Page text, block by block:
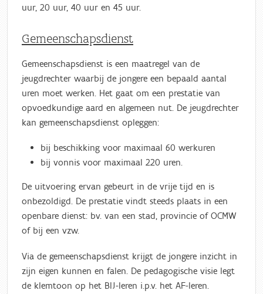
uur, 20 uur, 40 uur en 45 uur.
Gemeenschapsdienst
Gemeenschapsdienst is een maatregel van de
jeugdrechter waarbij de jongere een bepaald aantal
uren moet werken. Het gaat om een prestatie van
opvoedkundige aard en algemeen nut. De jeugdrechter
kan gemeenschapsdienst opleggen:
bij beschikking voor maximaal 60 werkuren
bij vonnis voor maximaal 220 uren.
De uitvoering ervan gebeurt in de vrije tijd en is
onbezoldigd. De prestatie vindt steeds plaats in een
openbare dienst: bv. van een stad, provincie of OCMW
of bij een vzw.
Via de gemeenschapsdienst krijgt de jongere inzicht in
zijn eigen kunnen en falen. De pedagogische visie legt
de klemtoon op het BIJ-leren i.p.v. het AF-leren.